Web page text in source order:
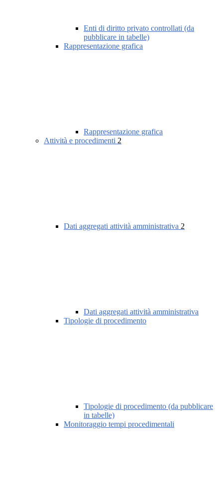
Enti di diritto privato controllati (da
pubblicare in tabelle)
Rappresentazione grafica
Rappresentazione grafica
Attività e procedimenti 2
Dati aggregati attività amministrativa 2
Dati aggregati attività amministrativa
Tipologie di procedimento
Tipologie di procedimento (da pubblicare
in tabelle)
Monitoraggio tempi procedimentali